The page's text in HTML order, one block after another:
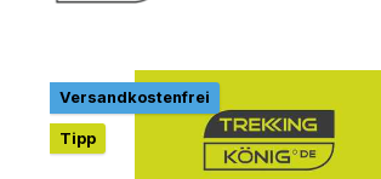
Bildergalerie überspringen
Versandkostenfrei
Tipp